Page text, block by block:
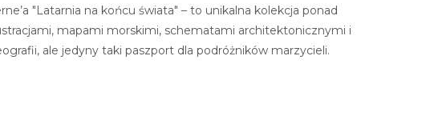
"Latarnia na końcu świata" – to unikalna kolekcja ponad
mapami morskimi, schematami architektonicznymi i
ale jedyny taki paszport dla podróżników marzycieli.